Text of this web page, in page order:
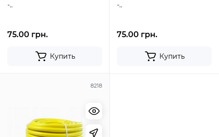
-..
75.00 грн.
Купить
-..
75.00 грн.
Купить
8218